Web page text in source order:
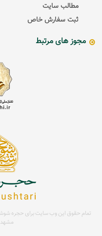
مطالب سایت
ثبت سفارش خاص
مجوز های مرتبط
تمام حقوق این وب سایت برای حجره